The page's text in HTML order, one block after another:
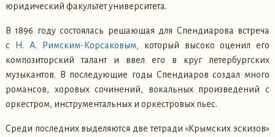
юридический факультет университета.
В 1896 году состоялась решающая для Спендиарова встреча
с
Н. А. Римским-Корсаковым, который высоко оценил его
композиторский талант и ввел его в круг петербургских
музыкантов. В последующие годы Спендиаров создал много
романсов, хоровых сочинений, вокальных произведений с
оркестром, инструментальных и оркестровых пьес.
Среди последних выделяются две тетради «Крымских эскизов»